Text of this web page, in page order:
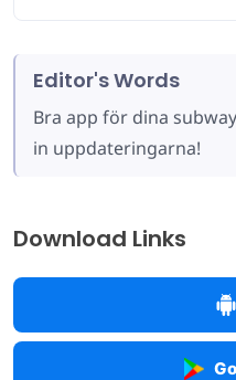
Editor's Words
Bra app för dina
in uppdateringarna!
Download Links